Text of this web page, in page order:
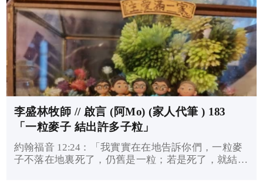
李盛林牧師 // 啟言 (阿Mo) (家人代筆 ) 183
「一粒麥子 結出許多子粒」
約翰福音 12:24：「我實實在在地告訴你們，一粒麥
子不落在地裏死了，仍舊是一粒；若是死了，就結出